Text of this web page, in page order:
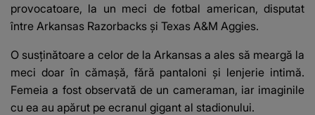
provocatoare, la un meci de fotbal american, disputat
între Arkansas Razorbacks şi Texas A&M Aggies.
O susţinătoare a celor de la Arkansas a ales să meargă la
meci doar în cămaşă, fără pantaloni şi lenjerie intimă.
Femeia a fost observată de un cameraman, iar imaginile
cu ea au apărut pe ecranul gigant al stadionului.